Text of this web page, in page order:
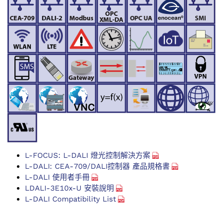
L-FOCUS: L-DALI 燈光控制解決方案
L-DALI: CEA-709/DALI控制器 產品規格書
L-DALI 使用者手冊
LDALI-3E10x-U 安裝說明
L-DALI Compatibility List